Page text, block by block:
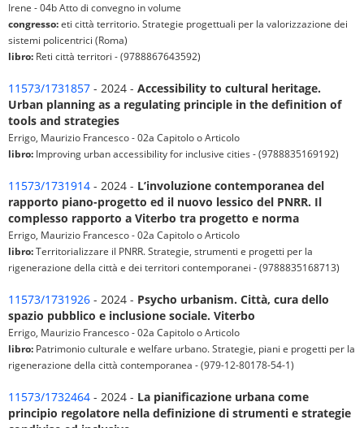
Irene - 04b Atto di convegno in volume
congresso:eti città territorio. Strategie progettuali per la valorizzazione dei
sistemi policentrici (Roma)
libro: Reti città territori - (9788867643592)
11573/1731857 - 2024 - Accessibility to cultural heritage.
Urban planning as a regulating principle in the definition of
tools and strategies
Errigo, Maurizio Francesco - 02a Capitolo o Articolo
libro: Improving urban accessibility for inclusive cities - (9788835169192)
11573/1731914 - 2024 - L’involuzione contemporanea del
rapporto piano-progetto ed il nuovo lessico del PNRR. Il
complesso rapporto a Viterbo tra progetto e norma
Errigo, Maurizio Francesco - 02a Capitolo o Articolo
libro:Territorializzare il PNRR. Strategie, strumenti e progetti per la
rigenerazione della città e dei territori contemporanei - (9788835168713)
11573/1731926 - 2024 - Psycho urbanism. Città, cura dello
spazio pubblico e inclusione sociale. Viterbo
Errigo, Maurizio Francesco - 02a Capitolo o Articolo
libro: Patrimonio culturale e welfare urbano. Strategie, piani e progetti per la
rigenerazione della città contemporanea - (979-12-80178-54-1)
11573/1732464 - 2024 - La pianificazione urbana come
principio regolatore nella definizione di strumenti e strategie